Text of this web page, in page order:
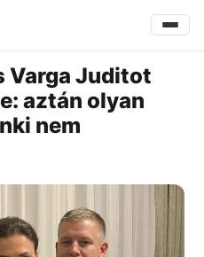
Varga Juditot
aztán olyan
nem